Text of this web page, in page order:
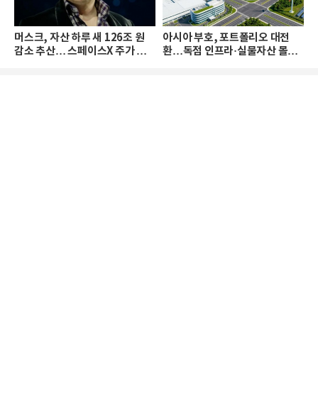
머스크, 자산 하루 새 126조 원
감소 추산… 스페이스X 주가 하
아시아 부호, 포트폴리오 대전
환…독점 인프라·실물자산 몰린